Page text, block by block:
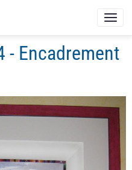
- Encadrement